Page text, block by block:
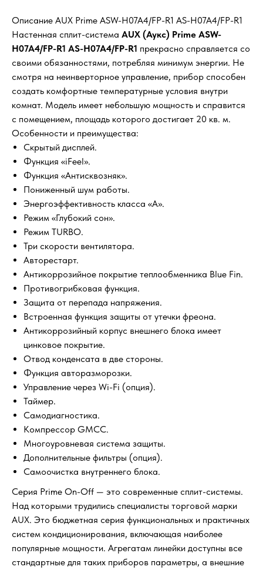
Описание AUX Prime ASW-H07A4/FP-R1 AS-H07A4/FP-R1
Настенная сплит-система AUX (Аукс) Prime ASW-
H07A4/FP-R1 AS-H07A4/FP-R1 прекрасно справляется со
своими обязанностями, потребляя минимум энергии. Не
смотря на неинверторное управление, прибор способен
создать комфортные температурные условия внутри
комнат. Модель имеет небольшую мощность и справится
с помещением, площадь которого достигает 20 кв. м.
Особенности и преимущества:
Скрытый дисплей.
Функция «iFeel».
Функция «Антисквозняк».
Пониженный шум работы.
Энергоэффективность класса «A».
Режим «Глубокий сон».
Режим TURBO.
Три скорости вентилятора.
Авторестарт.
Антикоррозийное покрытие теплообменника Blue Fin.
Противогрибковая функция.
Защита от перепада напряжения.
Встроенная функция защиты от утечки фреона.
Антикоррозийный корпус внешнего блока имеет
цинковое покрытие.
Отвод конденсата в две стороны.
Функция авторазморозки.
Управление через Wi-Fi (опция).
Таймер.
Самодиагностика.
Компрессор GMCC.
Многоуровневая система защиты.
Дополнительные фильтры (опция).
Самоочистка внутреннего блока.
Серия Prime On-Off — это современные сплит-системы.
Над которыми трудились специалисты торговой марки
AUX. Это бюджетная серия функциональных и практичных
систем кондиционирования, включающая наиболее
популярные мощности. Агрегатам линейки доступны все
стандартные для таких приборов параметры, а внешние